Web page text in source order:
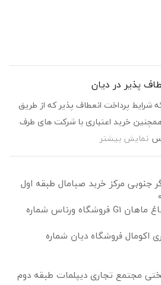
در دیان
پرداخت انعطاف پذیر که از طریق
اعتباری با شرکت های طرف
بیشتر
جنوبی مرکز خرید صبامال طبقه اول
شعبه ۲: تهران ایران مال باغ ماهان G1 فروشگاه ورناس شماره
فروشگاه دیان شماره
مجتمع تجاری دیپلمات طبقه دوم